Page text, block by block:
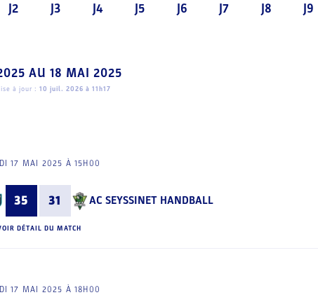
J2 J3 J4 J5 J6 J7 J8 J9
AU 18 MAI 2025
à jour : 10 juil. 2026 à 11h17
17 MAI 2025 À 15H00
35 31 AC SEYSSINET HANDBALL
DÉTAIL DU MATCH
17 MAI 2025 À 18H00